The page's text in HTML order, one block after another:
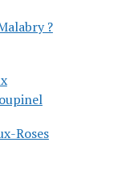
?
Roses